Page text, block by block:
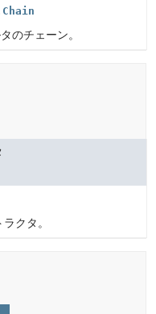
のチェーン。
クタ。